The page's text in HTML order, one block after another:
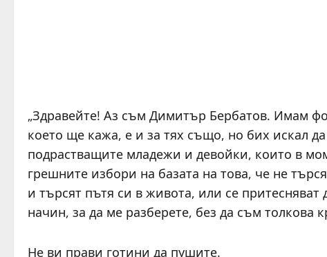
„Здравейте! Аз съм Димитър Бербатов. Имам
което ще кажа, е и за тях също, но бих искал
подрастващите младежи и девойки, които в
грешните избори на базата на това, че не
и търсят пътя си в живота, или се
начин, за да ме разберете, без да съм
Не ви прави готини да пушите.